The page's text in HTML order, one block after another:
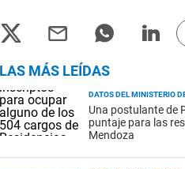
LAS MÁS LEÍDAS
DATOS DEL MINISTERIO
Una postulante de
puntaje para las
Mendoza